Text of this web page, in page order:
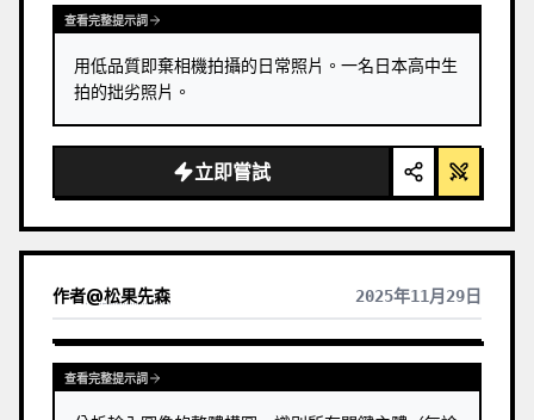
查看完整提示詞
用低品質即棄相機拍攝的日常照片。一名日本高中生
拍的拙劣照片。
立即嘗試
作者@松果先森 2025年11月29日
查看其他模型的結果
查看完整提示詞